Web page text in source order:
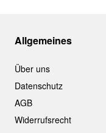
Allgemeines
Über uns
Datenschutz
AGB
Widerrufsrecht